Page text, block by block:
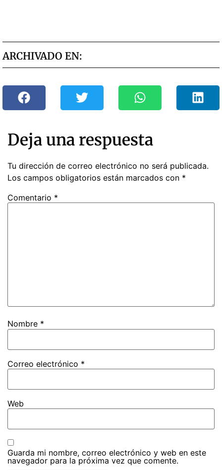
ARCHIVADO EN:
Deja una respuesta
Tu dirección de correo electrónico no será publicada.
Los campos obligatorios están marcados con *
Comentario *
Nombre *
Correo electrónico *
Web
Guarda mi nombre, correo electrónico y web en este
navegador para la próxima vez que comente.